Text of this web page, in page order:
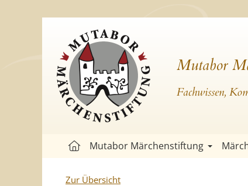
Mutabor
Fachwissen,
Mutabor Märchenstiftung
Zur Übersicht